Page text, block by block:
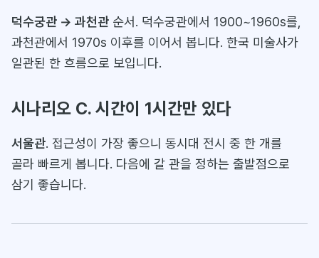
덕수궁관 → 과천관 순서. 덕수궁관에서 1900~1960s를,
과천관에서 1970s 이후를 이어서 봅니다. 한국 미술사가
일관된 한 흐름으로 보입니다.
시나리오 C. 시간이 1시간만 있다
서울관. 접근성이 가장 좋으니 동시대 전시 중 한 개를
골라 빠르게 봅니다. 다음에 갈 관을 정하는 출발점으로
삼기 좋습니다.